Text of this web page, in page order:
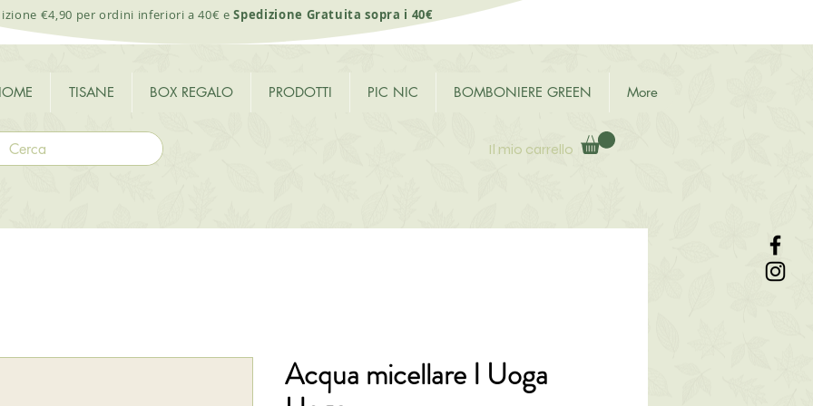
TISANE BOX REGALO PRODOTTI PIC NIC BOMBONIERE GREEN More
Il mio carrello
€4,90 per ordini inferiori a 40€ eSpedizione Gratuita sopra i 40€
Acqua micellare I Uoga